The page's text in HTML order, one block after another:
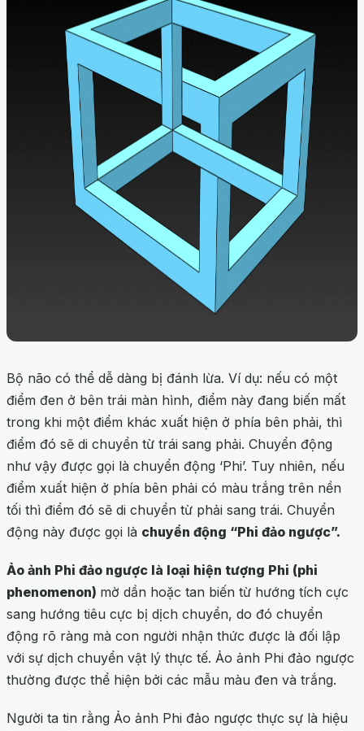
Bộ não có thể dễ dàng bị đánh lừa. Ví dụ: nếu có một
điểm đen ở bên trái màn hình, điểm này đang biến mất
trong khi một điểm khác xuất hiện ở phía bên phải, thì
điểm đó sẽ di chuyển từ trái sang phải. Chuyển động
như vậy được gọi là chuyển động ‘Phi’. Tuy nhiên, nếu
điểm xuất hiện ở phía bên phải có màu trắng trên nền
tối thì điểm đó sẽ di chuyển từ phải sang trái. Chuyển
động này được gọi là chuyển động “Phi đảo ngược”.
Ảo ảnh Phi đảo ngược là loại hiện tượng Phi (phi
phenomenon) mờ dần hoặc tan biến từ hướng tích cực
sang hướng tiêu cực bị dịch chuyển, do đó chuyển
động rõ ràng mà con người nhận thức được là đối lập
với sự dịch chuyển vật lý thực tế. Ảo ảnh Phi đảo ngược
thường được thể hiện bởi các mẫu màu đen và trắng.
Người ta tin rằng Ảo ảnh Phi đảo ngược thực sự là hiệu